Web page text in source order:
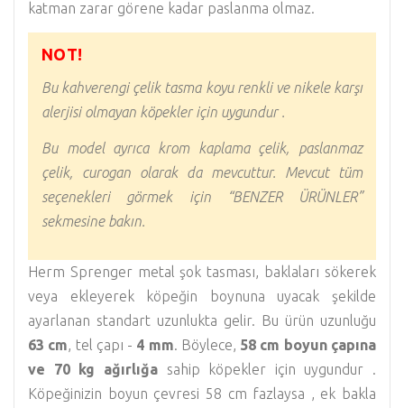
katman zarar görene kadar paslanma olmaz.
NOT!
Bu kahverengi çelik tasma koyu renkli ve nikele karşı
alerjisi olmayan köpekler için uygundur .
Bu model ayrıca krom kaplama çelik, paslanmaz
çelik, curogan olarak da mevcuttur. Mevcut tüm
seçenekleri görmek için “BENZER ÜRÜNLER”
sekmesine bakın.
Herm Sprenger metal şok tasması, baklaları sökerek
veya ekleyerek köpeğin boynuna uyacak şekilde
ayarlanan standart uzunlukta gelir. Bu ürün uzunluğu
63 cm , tel çapı - 4 mm . Böylece, 58 cm boyun çapına
ve 70 kg ağırlığasahip köpekler için uygundur .
Köpeğinizin boyun çevresi 58 cm fazlaysa , ek bakla